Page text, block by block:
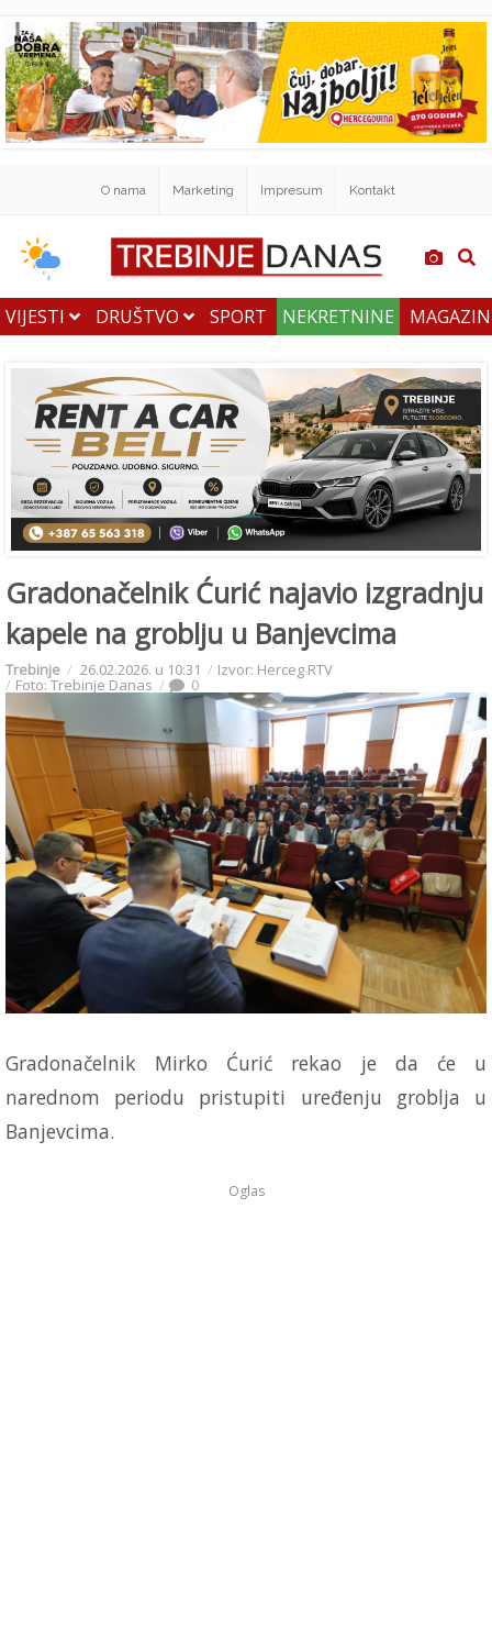
O nama Marketing Impresum Kontakt
VIJESTI DRUŠTVO SPORT NEKRETNINE
Gradonačelnik Ćurić najavio izgradnju
kapele na groblju u Banjevcima
Trebinje 26.02.2026. u 10:31 Izvor: Herceg RTV
Foto: Trebinje Danas 0
Gradonačelnik Mirko Ćurić rekao je da će u
narednom periodu pristupiti uređenju groblja u
Banjevcima.
Oglas